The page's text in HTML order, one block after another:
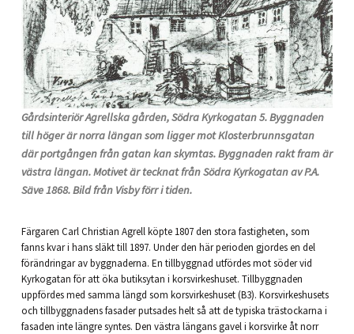
Gårdsinteriör Agrellska gården, Södra Kyrkogatan 5. Byggnaden
till höger är norra längan som ligger mot Klosterbrunnsgatan
där portgången från gatan kan skymtas. Byggnaden rakt fram är
västra längan. Motivet är tecknat från Södra Kyrkogatan av P.A.
Säve 1868. Bild från Visby förr i tiden.
Färgaren Carl Christian Agrell köpte 1807 den stora fastigheten, som
fanns kvar i hans släkt till 1897. Under den här perioden gjordes en del
förändringar av byggnaderna. En tillbyggnad utfördes mot söder vid
Kyrkogatan för att öka butiksytan i korsvirkeshuset. Tillbyggnaden
uppfördes med samma längd som korsvirkeshuset (B3). Korsvirkeshusets
och tillbyggnadens fasader putsades helt så att de typiska trästockarna i
fasaden inte längre syntes. Den västra längans gavel i korsvirke åt norr